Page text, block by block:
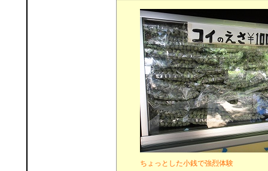
ちょっとした小銭で強烈体験